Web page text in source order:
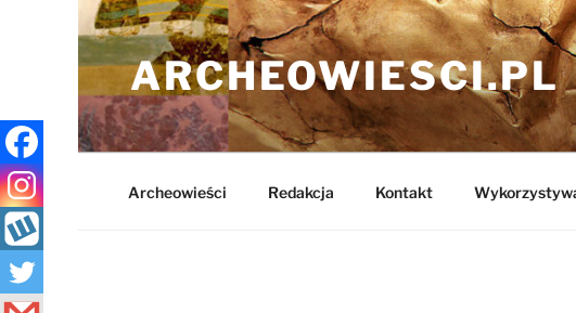
Przejdź
do
treści ARCHEOWIESCI.PL
Archeowieści Redakcja Kontakt